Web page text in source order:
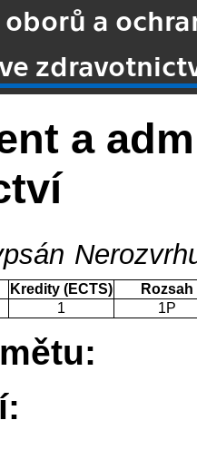
a
a
Kredity (ECTS)
Rozsah
1 1P